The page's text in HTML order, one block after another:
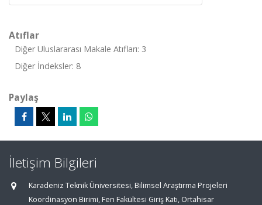
Atıflar
Diğer Uluslararası Makale Atıfları: 3
Diğer İndeksler: 8
Paylaş
İletişim Bilgileri
Karadeniz Teknik Üniversitesi, Bilimsel Araştırma Projeleri
Koordinasyon Birimi, Fen Fakültesi Giriş Katı, Ortahisar